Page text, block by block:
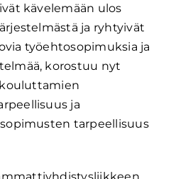
kävelemään ulos
ja ryhtyivät
työehtosopimuksia ja
korostuu nyt
ja
tarpeellisuus